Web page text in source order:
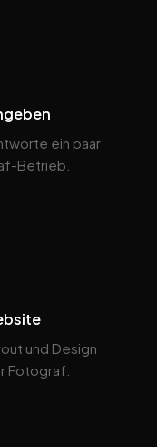
ein paar
Betrieb.
und Design
Fotograf.